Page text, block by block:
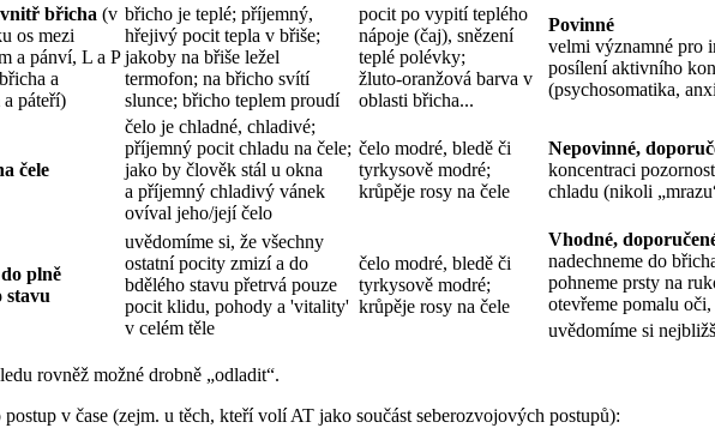
břicha (v
os mezi
a pánví, L a P
a
páteří)
břicho je teplé; příjemný,
hřejivý pocit tepla v břiše;
jakoby na břiše ležel
termofon; na břicho svítí
slunce; břicho teplem proudí
pocit po vypití teplého
nápoje (čaj), snězení
teplé polévky;
žluto-oranžová barva v
oblasti břicha...
Povinné
velmi významné pro
posílení aktivního
(psychosomatika,
čele
čelo je chladné, chladivé;
příjemný pocit chladu na čele;
jako by člověk stál u okna
a příjemný chladivý vánek
ovíval jeho/její čelo
čelo modré, bledě či
tyrkysově modré;
krůpěje rosy na čele
Nepovinné,
koncentraci
chladu (nikoli
plně
stavu
uvědomíme si, že všechny
ostatní pocity zmizí a do
bdělého stavu přetrvá pouze
pocit klidu, pohody a 'vitality'
v celém těle
čelo modré, bledě či
tyrkysově modré;
krůpěje rosy na čele
Vhodné,
nadechneme do
pohneme prsty na
otevřeme pomalu oči,
uvědomíme si
rovněž možné drobně „odladit“.
v čase (zejm. u těch, kteří volí AT jako součást seberozvojových postupů):